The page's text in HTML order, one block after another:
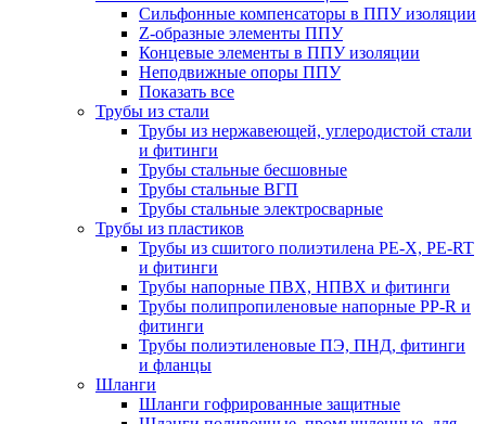
Cильфонные компенсаторы в ППУ изоляции
Z-образные элементы ППУ
Концевые элементы в ППУ изоляции
Неподвижные опоры ППУ
Показать все
Трубы из стали
Трубы из нержавеющей, углеродистой стали
и фитинги
Трубы стальные бесшовные
Трубы стальные ВГП
Трубы стальные электросварные
Трубы из пластиков
Трубы из сшитого полиэтилена PE-X, PE-RT
и фитинги
Трубы напорные ПВХ, НПВХ и фитинги
Трубы полипропиленовые напорные PP-R и
фитинги
Трубы полиэтиленовые ПЭ, ПНД, фитинги
и фланцы
Шланги
Шланги гофрированные защитные